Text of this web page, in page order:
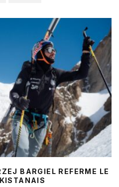
BARGIEL REFERME LE